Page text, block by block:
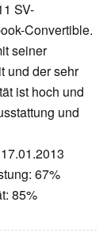
SV-
Convertible.
seiner
und der sehr
ist hoch und
und
67%
85%